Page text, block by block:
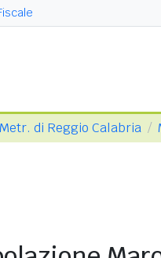
di Reggio Calabria